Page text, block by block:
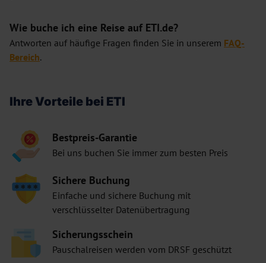
Wie buche ich eine Reise auf ETI.de?
Antworten auf häufige Fragen finden Sie in unserem FAQ-
Bereich.
Ihre Vorteile bei ETI
Bestpreis-Garantie
Bei uns buchen Sie immer zum besten Preis
Sichere Buchung
Einfache und sichere Buchung mit
verschlüsselter Datenübertragung
Sicherungsschein
Pauschalreisen werden vom DRSF geschützt